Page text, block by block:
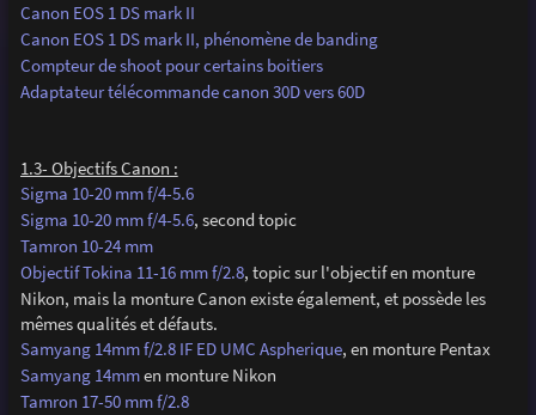
Canon EOS 1 DS mark II
Canon EOS 1 DS mark II, phénomène de banding
Compteur de shoot pour certains boitiers
Adaptateur télécommande canon 30D vers 60D
1.3- Objectifs Canon :
Sigma 10-20 mm f/4-5.6
Sigma 10-20 mm f/4-5.6, second topic
Tamron 10-24 mm
Objectif Tokina 11-16 mm f/2.8, topic sur l'objectif en monture
Nikon, mais la monture Canon existe également, et possède les
mêmes qualités et défauts.
Samyang 14mm f/2.8 IF ED UMC Aspherique, en monture Pentax
Samyang 14mmen monture Nikon
Tamron 17-50 mm f/2.8